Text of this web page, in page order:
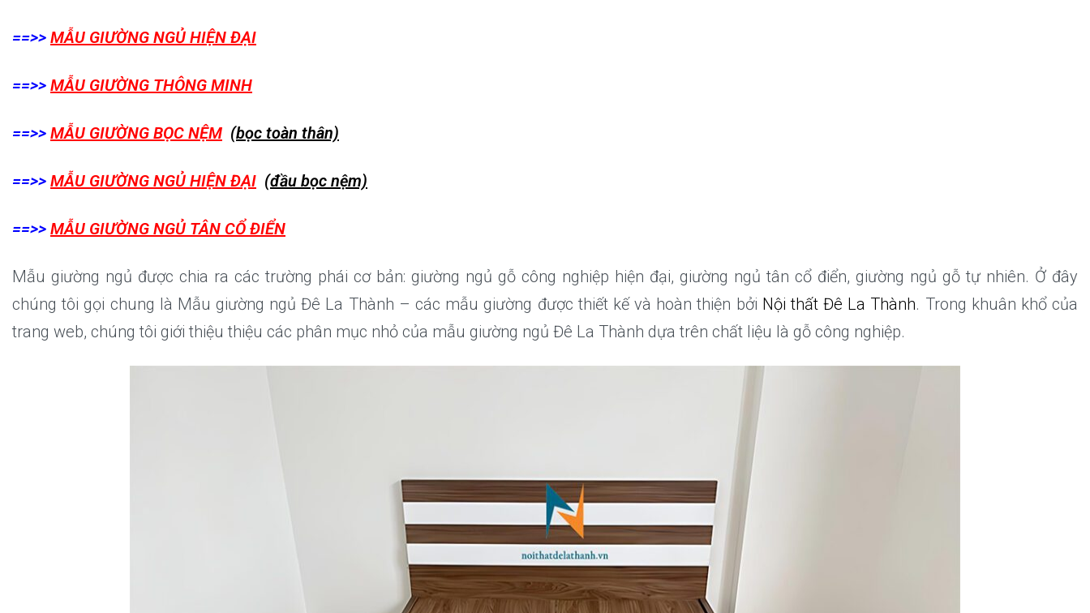
==>> MẪU GIƯỜNG NGỦ HIỆN ĐẠI
==>> MẪU GIƯỜNG THÔNG MINH
==>> MẪU GIƯỜNG BỌC NỆM (bọc toàn thân)
==>> MẪU GIƯỜNG NGỦ HIỆN ĐẠI (đầu bọc nệm)
==>> MẪU GIƯỜNG NGỦ TÂN CỔ ĐIỂN
Mẫu giường ngủ được chia ra các trường phái cơ bản: giường ngủ gỗ công nghiệp hiện đại, giường ngủ tân cổ điển, giường ngủ gỗ tự nhiên. Ở đây
chúng tôi gọi chung là Mẫu giường ngủ Đê La Thành – các mẫu giường được thiết kế và hoàn thiện bởi Nội thất Đê La Thành. Trong khuân khổ của
trang web, chúng tôi giới thiệu thiệu các phân mục nhỏ của mẫu giường ngủ Đê La Thành dựa trên chất liệu là gỗ công nghiệp.